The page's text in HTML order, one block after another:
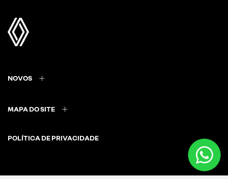
NOVOS
MAPA DO SITE
POLÍTICA DE PRIVACIDADE